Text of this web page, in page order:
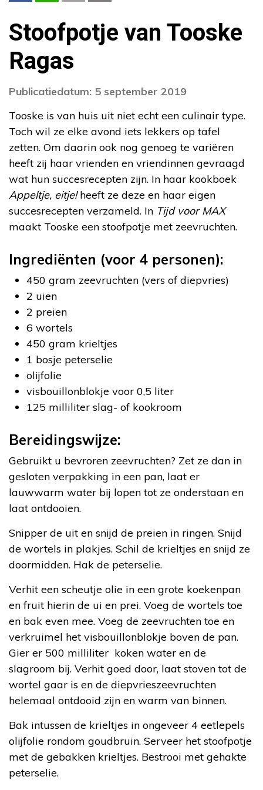
Stoofpotje van Tooske
Ragas
Publicatiedatum: 5 september 2019
Tooske is van huis uit niet echt een culinair type.
Toch wil ze elke avond iets lekkers op tafel
zetten. Om daarin ook nog genoeg te variëren
heeft zij haar vrienden en vriendinnen gevraagd
wat hun succesrecepten zijn. In haar kookboek
Appeltje, eitje!heeft ze deze en haar eigen
succesrecepten verzameld. In Tijd voor MAX
maakt Tooske een stoofpotje met zeevruchten.
Ingrediënten (voor 4 personen):
450 gram zeevruchten (vers of diepvries)
2 uien
2 preien
6 wortels
450 gram krieltjes
1 bosje peterselie
olijfolie
visbouillonblokje voor 0,5 liter
125 milliliter slag- of kookroom
Bereidingswijze:
Gebruikt u bevroren zeevruchten? Zet ze dan in
gesloten verpakking in een pan, laat er
lauwwarm water bij lopen tot ze onderstaan en
laat ontdooien.
Snipper de uit en snijd de preien in ringen. Snijd
de wortels in plakjes. Schil de krieltjes en snijd ze
doormidden. Hak de peterselie.
Verhit een scheutje olie in een grote koekenpan
en fruit hierin de ui en prei. Voeg de wortels toe
en bak even mee. Voeg de zeevruchten toe en
verkruimel het visbouillonblokje boven de pan.
Gier er 500 milliliter koken water en de
slagroom bij. Verhit goed door, laat stoven tot de
wortel gaar is en de diepvrieszeevruchten
helemaal ontdooid zijn en warm van binnen.
Bak intussen de krieltjes in ongeveer 4 eetlepels
olijfolie rondom goudbruin. Serveer het stoofpotje
met de gebakken krieltjes. Bestrooi met gehakte
peterselie.